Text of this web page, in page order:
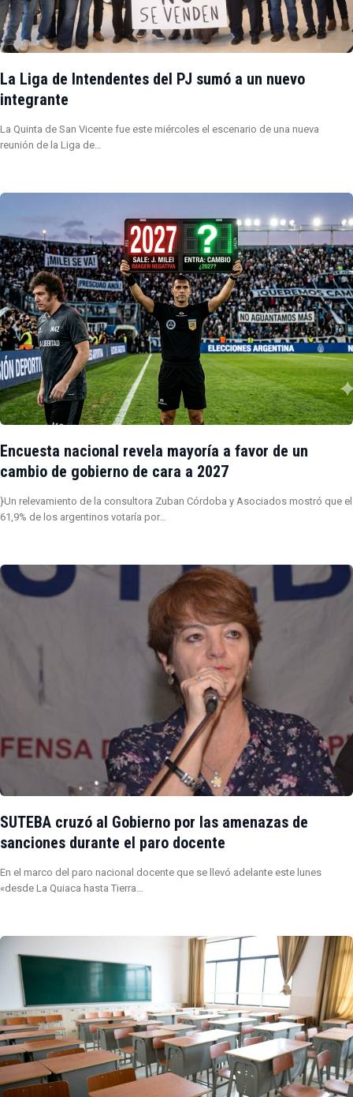
La Liga de Intendentes del PJ sumó a un nuevo
integrante
La Quinta de San Vicente fue este miércoles el escenario de una nueva
reunión de la Liga de…
Encuesta nacional revela mayoría a favor de un
cambio de gobierno de cara a 2027
}Un relevamiento de la consultora Zuban Córdoba y Asociados mostró que el
61,9% de los argentinos votaría por…
SUTEBA cruzó al Gobierno por las amenazas de
sanciones durante el paro docente
En el marco del paro nacional docente que se llevó adelante este lunes
«desde La Quiaca hasta Tierra…